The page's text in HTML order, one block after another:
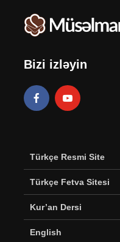
Bizi izləyin
Türkçe Resmi Site
Türkçe Fetva Sitesi
Kur’an Dersi
English